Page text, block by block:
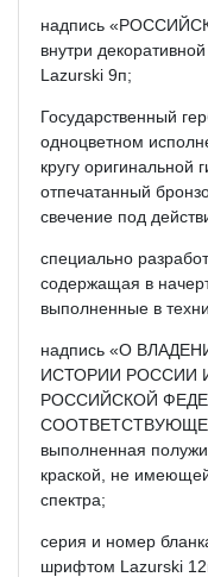
надпись
внутри
Lazurski 9п;
Государственный
одноцветном
кругу оригинальной
отпечатанный
свечение под
специально
содержащая в
выполненные в
надпись «О
ИСТОРИИ РОССИИ
РОССИЙСКОЙ
выполненная
краской, не
спектра;
серия и номер
шрифтом Lazurski